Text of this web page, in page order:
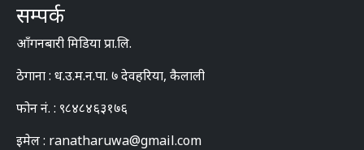
सम्पर्क
आँगनबारी मिडिया प्रा.लि.
ठेगाना : ध.उ.म.न.पा. ७ देवहरिया, कैलाली
फोन नं. : ९८४८४६३१७६
इमेल : ranatharuwa@gmail.com